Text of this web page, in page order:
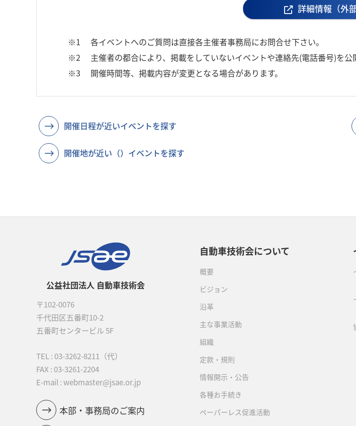
詳細情報（外
※1
各イベントへのご質問は直接各主催者事務局にお問合せ下さい。
※2
主催者の都合により、掲載をしていないイベントや連絡先(電話番号)を公
※3
開催時間等、掲載内容が変更となる場合があります。
開催日程が近いイベントを探す
開催地が近い（）イベントを探す
公益社団法人 自動車技術会
〒102-0076
千代田区五番町10-2
五番町センタービル 5F
TEL : 03-3262-8211
（代）
FAX : 03-3261-2204
E-mail : webmaster@jsae.or.jp
本部・事務局のご案内
自動車技術会について
概要
ビジョン
沿革
主な事業活動
組織
定款・規則
情報開示・公告
各種お手続き
ペーパーレス促進活動